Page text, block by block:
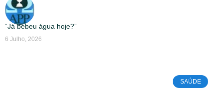
“Já bebeu água hoje?”
6 Julho, 2026
SAÚDE